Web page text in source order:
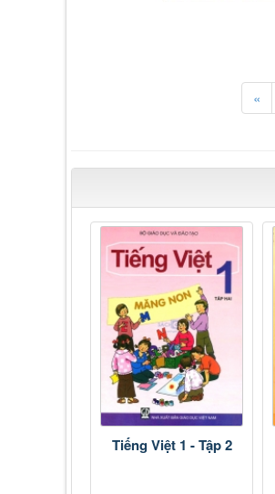
«
Tiếng Việt 1 - Tập 2